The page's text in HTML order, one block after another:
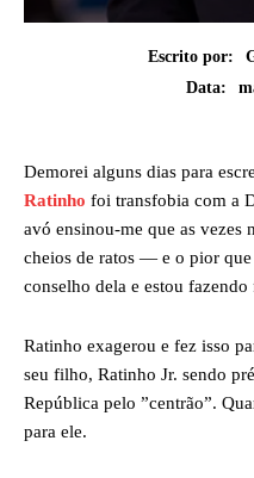
Escrito por:
Data:
Demorei alguns dias para
Ratinho foi transfobia com a
avó ensinou-me que as vezes
cheios de ratos — e o pior
conselho dela e estou fazendo
Ratinho exagerou e fez isso
seu filho, Ratinho Jr. sendo
República pelo ”centrão”.
para ele.